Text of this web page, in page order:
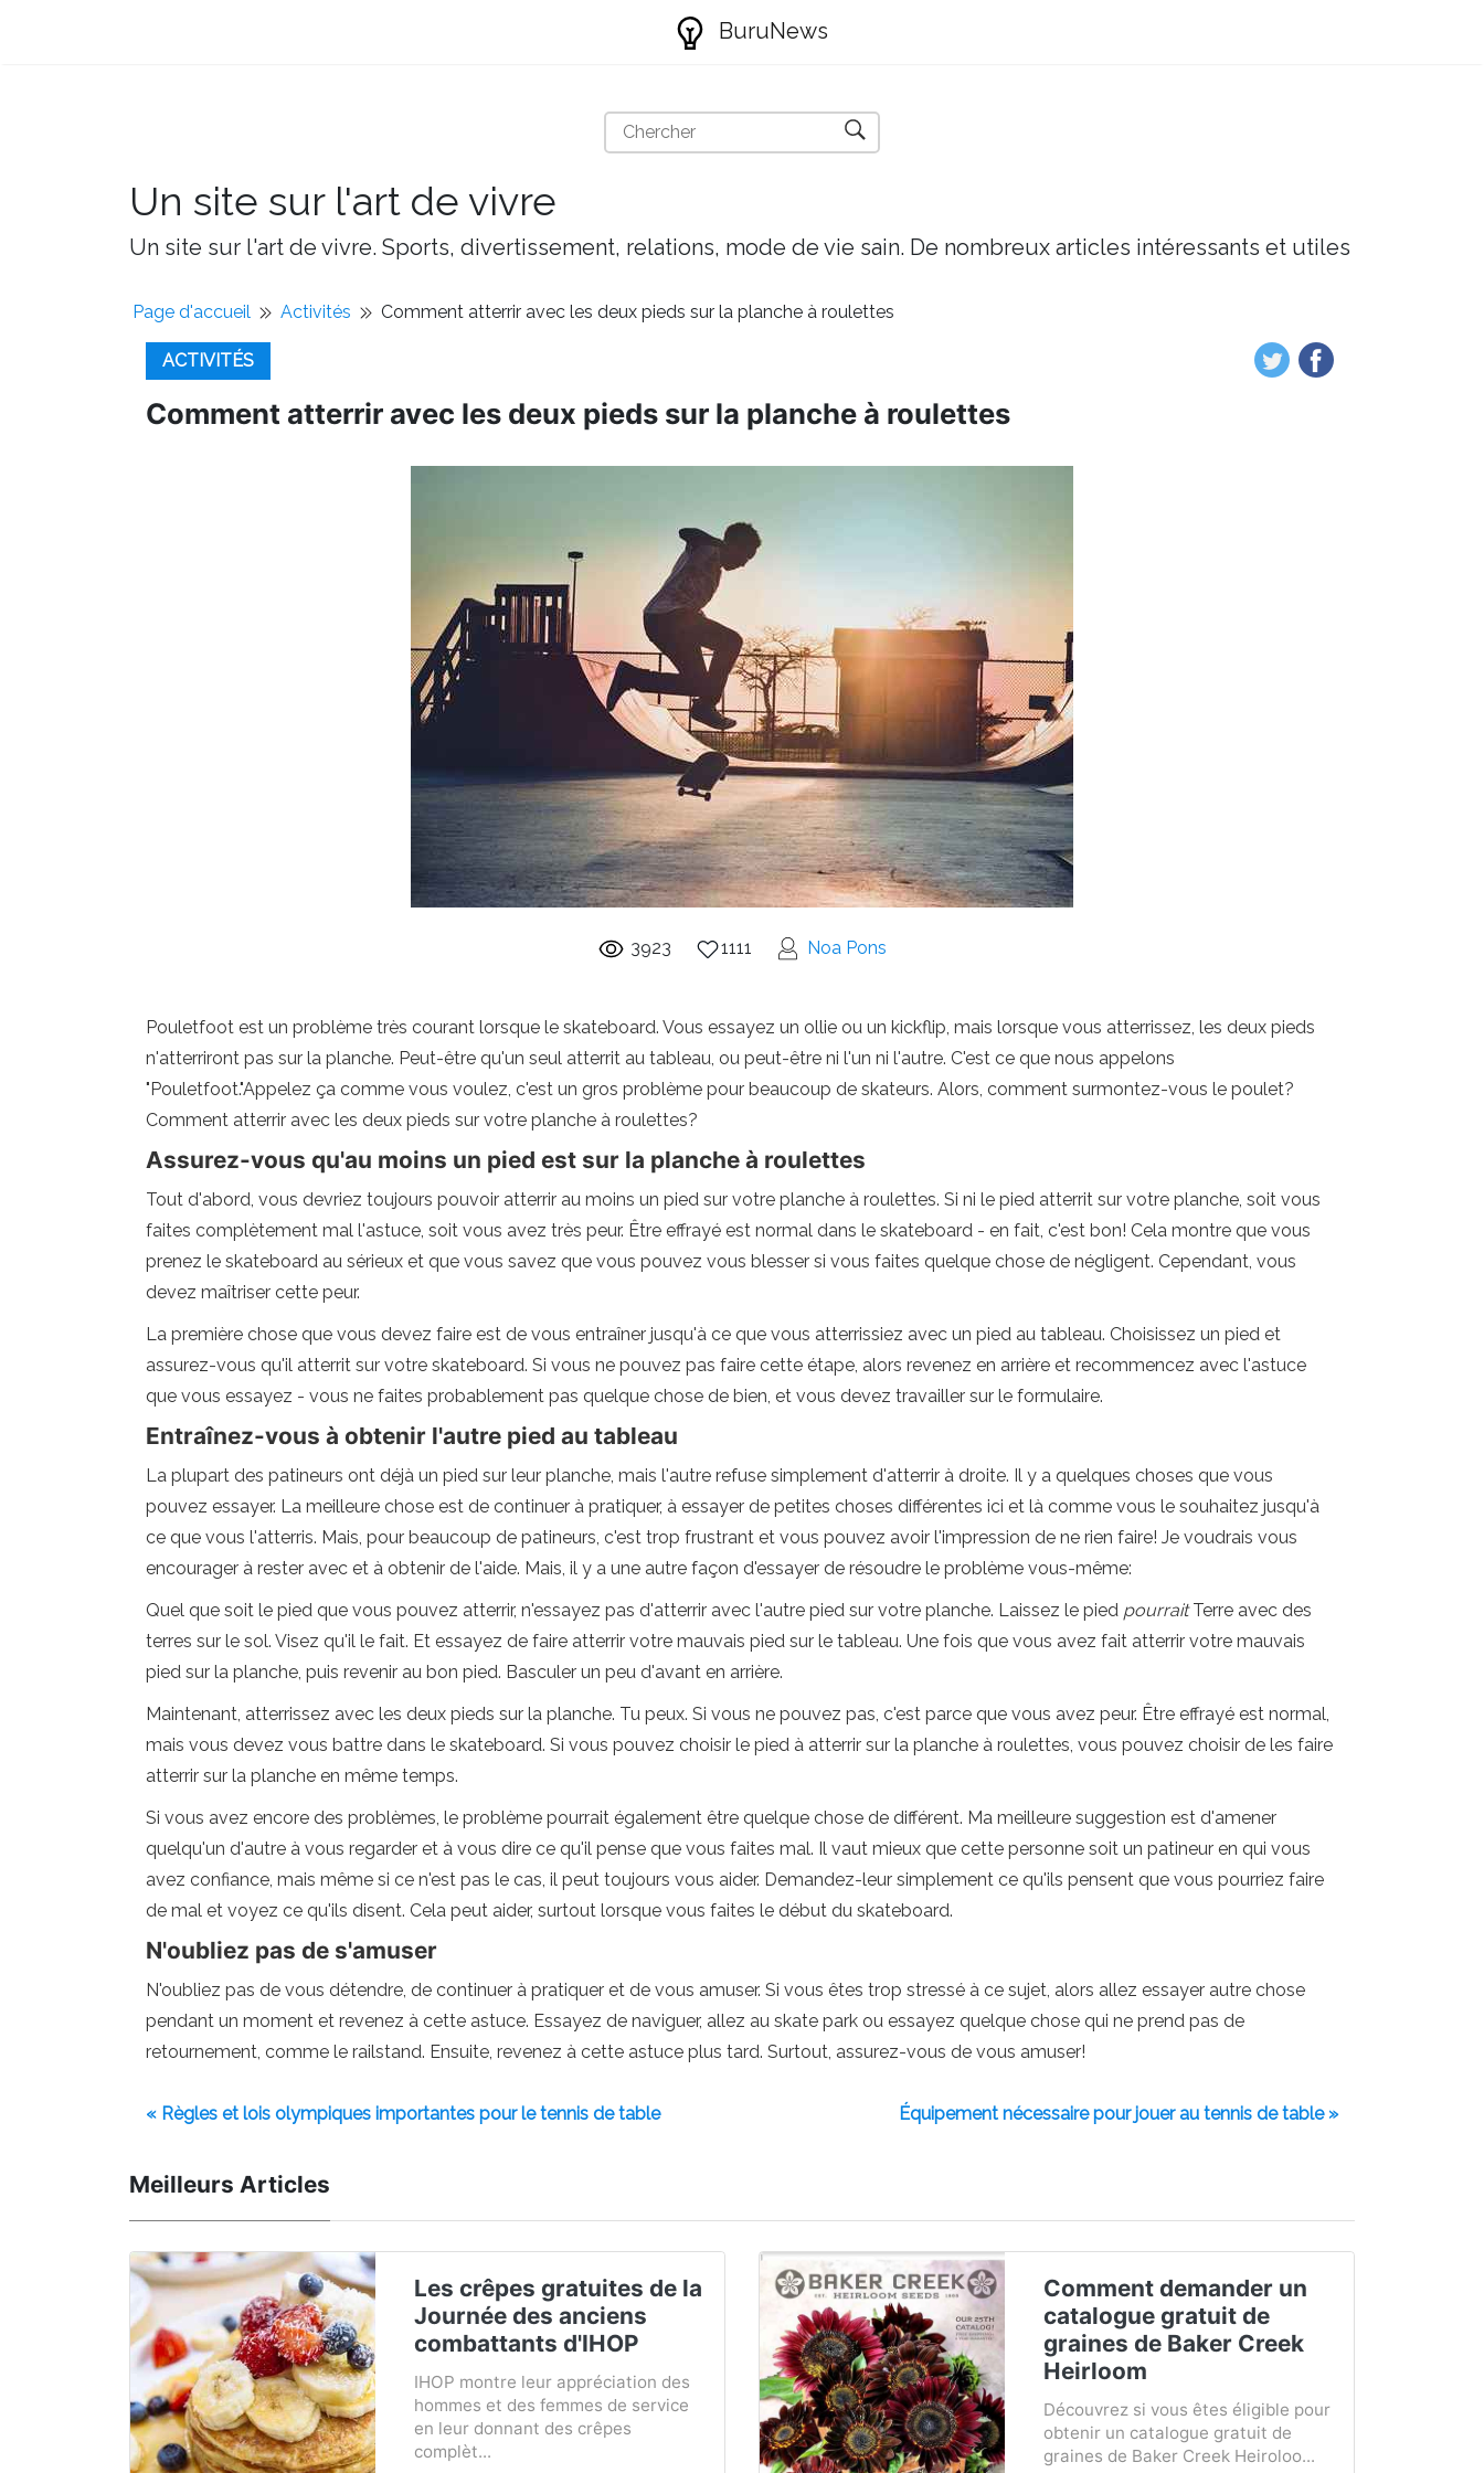
BuruNews
Un site sur l'art de vivre
Un site sur l'art de vivre. Sports, divertissement, relations, mode de vie sain. De nombreux articles intéressants et utiles
Page d'accueil Activités Comment atterrir avec les deux pieds sur la planche à roulettes
ACTIVITÉS
Comment atterrir avec les deux pieds sur la planche à roulettes
3923 1111 Noa Pons
Pouletfoot est un problème très courant lorsque le skateboard. Vous essayez un ollie ou un kickflip, mais lorsque vous atterrissez, les deux pieds
n'atterriront pas sur la planche. Peut-être qu'un seul atterrit au tableau, ou peut-être ni l'un ni l'autre. C'est ce que nous appelons
"Pouletfoot."Appelez ça comme vous voulez, c'est un gros problème pour beaucoup de skateurs. Alors, comment surmontez-vous le poulet?
Comment atterrir avec les deux pieds sur votre planche à roulettes?
Assurez-vous qu'au moins un pied est sur la planche à roulettes
Tout d'abord, vous devriez toujours pouvoir atterrir au moins un pied sur votre planche à roulettes. Si ni le pied atterrit sur votre planche, soit vous
faites complètement mal l'astuce, soit vous avez très peur. Être effrayé est normal dans le skateboard - en fait, c'est bon! Cela montre que vous
prenez le skateboard au sérieux et que vous savez que vous pouvez vous blesser si vous faites quelque chose de négligent. Cependant, vous
devez maîtriser cette peur.
La première chose que vous devez faire est de vous entraîner jusqu'à ce que vous atterrissiez avec un pied au tableau. Choisissez un pied et
assurez-vous qu'il atterrit sur votre skateboard. Si vous ne pouvez pas faire cette étape, alors revenez en arrière et recommencez avec l'astuce
que vous essayez - vous ne faites probablement pas quelque chose de bien, et vous devez travailler sur le formulaire.
Entraînez-vous à obtenir l'autre pied au tableau
La plupart des patineurs ont déjà un pied sur leur planche, mais l'autre refuse simplement d'atterrir à droite. Il y a quelques choses que vous
pouvez essayer. La meilleure chose est de continuer à pratiquer, à essayer de petites choses différentes ici et là comme vous le souhaitez jusqu'à
ce que vous l'atterris. Mais, pour beaucoup de patineurs, c'est trop frustrant et vous pouvez avoir l'impression de ne rien faire! Je voudrais vous
encourager à rester avec et à obtenir de l'aide. Mais, il y a une autre façon d'essayer de résoudre le problème vous-même:
Quel que soit le pied que vous pouvez atterrir, n'essayez pas d'atterrir avec l'autre pied sur votre planche. Laissez le pied pourraitTerre avec des
terres sur le sol. Visez qu'il le fait. Et essayez de faire atterrir votre mauvais pied sur le tableau. Une fois que vous avez fait atterrir votre mauvais
pied sur la planche, puis revenir au bon pied. Basculer un peu d'avant en arrière.
Maintenant, atterrissez avec les deux pieds sur la planche. Tu peux. Si vous ne pouvez pas, c'est parce que vous avez peur. Être effrayé est normal,
mais vous devez vous battre dans le skateboard. Si vous pouvez choisir le pied à atterrir sur la planche à roulettes, vous pouvez choisir de les faire
atterrir sur la planche en même temps.
Si vous avez encore des problèmes, le problème pourrait également être quelque chose de différent. Ma meilleure suggestion est d'amener
quelqu'un d'autre à vous regarder et à vous dire ce qu'il pense que vous faites mal. Il vaut mieux que cette personne soit un patineur en qui vous
avez confiance, mais même si ce n'est pas le cas, il peut toujours vous aider. Demandez-leur simplement ce qu'ils pensent que vous pourriez faire
de mal et voyez ce qu'ils disent. Cela peut aider, surtout lorsque vous faites le début du skateboard.
N'oubliez pas de s'amuser
N'oubliez pas de vous détendre, de continuer à pratiquer et de vous amuser. Si vous êtes trop stressé à ce sujet, alors allez essayer autre chose
pendant un moment et revenez à cette astuce. Essayez de naviguer, allez au skate park ou essayez quelque chose qui ne prend pas de
retournement, comme le railstand. Ensuite, revenez à cette astuce plus tard. Surtout, assurez-vous de vous amuser!
« Règles et lois olympiques importantes pour le tennis de table Équipement nécessaire pour jouer au tennis de table »
Meilleurs Articles
Les crêpes gratuites de la
Journée des anciens
combattants d'IHOP
IHOP montre leur appréciation des
hommes et des femmes de service
en leur donnant des crêpes
complèt...
Comment demander un
catalogue gratuit de
graines de Baker Creek
Heirloom
Découvrez si vous êtes éligible pour
obtenir un catalogue gratuit de
graines de Baker Creek Heiroloo...